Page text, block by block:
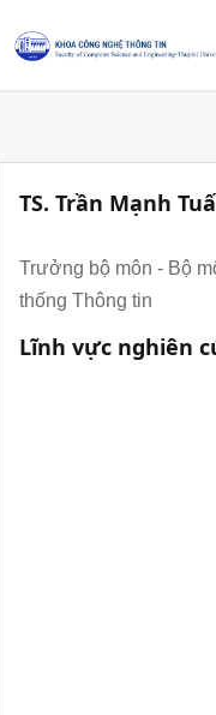
TS. Trần Mạnh
Trưởng bộ môn - Bộ
thống Thông tin
Lĩnh vực nghiên